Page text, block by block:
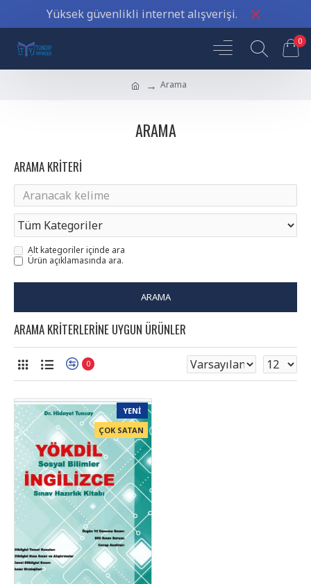
deyneytmey
boynuystu
veyreyn
siyteyleyr
boynuystu
veyreyn
siyteyleyr
deyneytmey
boynuystu
veyreyn
siyteyleyr
veyreyn
siyteyleyr
boynuystu
deyneytmey
boynuystu
veyreyn
siyteyleyr
deyneytmey
boynuystu
veyreyn
siyteyleyr
deyneytmey
boynuystu
veyreyn
Yüksek güvenlikli internet alışverişi.
0
Arama
ARAMA
ARAMA KRITERI
Alt kategoriler içinde ara
Ürün açıklamasında ara.
ARAMA
ARAMA KRITERLERINE UYGUN ÜRÜNLER
0
YENI
ÇOK SATAN